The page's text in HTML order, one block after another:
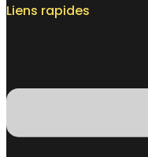
Liens rapides